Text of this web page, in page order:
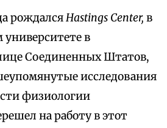
рождалсяHastings Center, в
в
Соединенных Штатов,
исследования
физиологии
на работу в этот